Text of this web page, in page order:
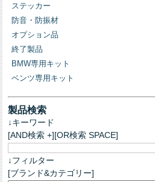
ステッカー
防音・防振材
オプション品
終了製品
BMW専用キット
ベンツ専用キット
製品検索
↓キーワード
[AND検索 +][OR検索 SPACE]
↓フィルター
[ブランド&カテゴリー]